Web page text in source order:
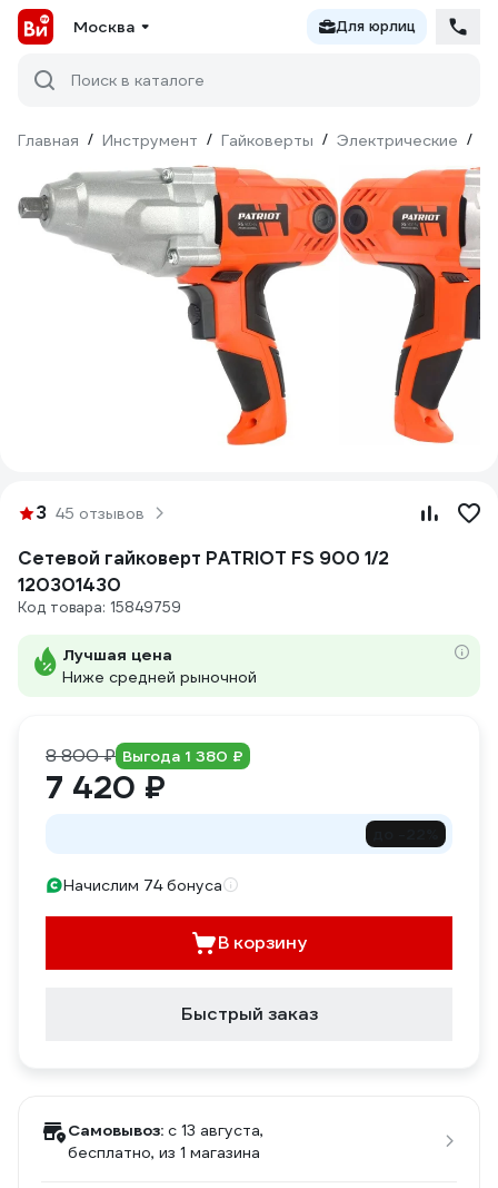
Москва Для юрлиц
Поиск в каталоге
Главная / Инструмент / Гайковерты / Электрические /
3 45 отзывов
Сетевой гайковерт PATRIOT FS 900 1/2
120301430
Код товара: 15849759
Лучшая цена
Ниже средней рыночной
8 800 ₽ Выгода 1 380 ₽
7 420 ₽
Начислим 74 бонуса
В корзину
Быстрый заказ
Самовывоз: c 13 августа,
бесплатно, из 1 магазина